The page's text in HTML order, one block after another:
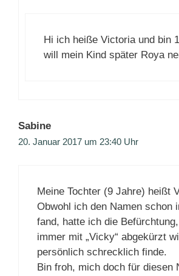
Hi ich heiße Victoria und bin
will mein Kind später Roya
Sabine
20. Januar 2017 um 23:40 Uhr
Meine Tochter (9 Jahre) heißt
Obwohl ich den Namen schon
fand, hatte ich die
immer mit „Vicky“ abgekürzt
persönlich schrecklich finde.
Bin froh, mich doch für diesen